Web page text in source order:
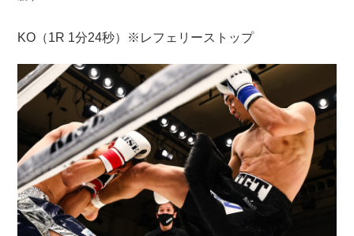
KO（1R 1分24秒）※レフェリーストップ